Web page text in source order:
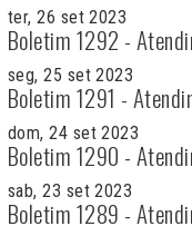
ter, 26 set 2023
Boletim 1292 -
seg, 25 set 2023
Boletim 1291 -
dom, 24 set 2023
Boletim 1290 -
sab, 23 set 2023
Boletim 1289 -